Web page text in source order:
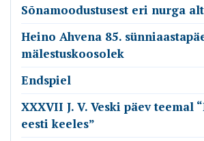
Sõnamoodustusest eri nurga alt
Heino Ahvena 85.
mälestuskoosolek
Endspiel
XXXVII J. V. Veski päev teemal
eesti keeles”